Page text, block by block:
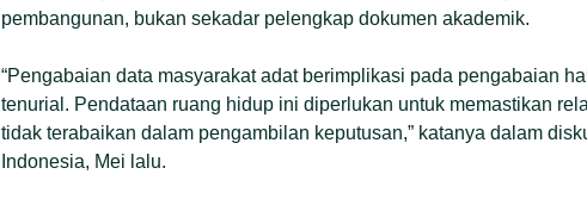
pembangunan, bukan sekadar pelengkap dokumen akademik.
“Pengabaian data masyarakat adat berimplikasi pada pengabaian
tenurial. Pendataan ruang hidup ini diperlukan untuk memastikan
tidak terabaikan dalam pengambilan keputusan,” katanya dalam
Indonesia, Mei lalu.